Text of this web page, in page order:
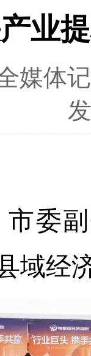
业
媒体
市委
域经